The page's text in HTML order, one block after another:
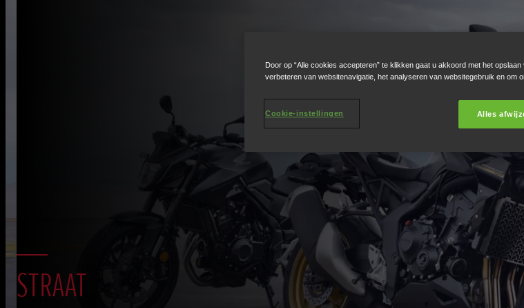
STRAAT
Door op “Alle cookies accepteren” te klikken gaat u akkoord met het
verbeteren van websitenavigatie, het analyseren van websitegebruik en om
Alles
Cookie-instellingen